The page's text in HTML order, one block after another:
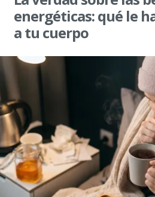
energéticas: qué le
a tu cuerpo